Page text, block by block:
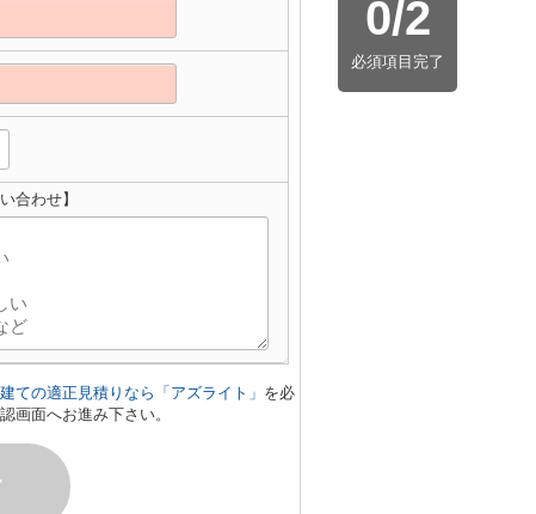
0/2
必須項目完了
合わせ】
ての適正見積りなら「アズライト」 を必
画面へお進み下さい。